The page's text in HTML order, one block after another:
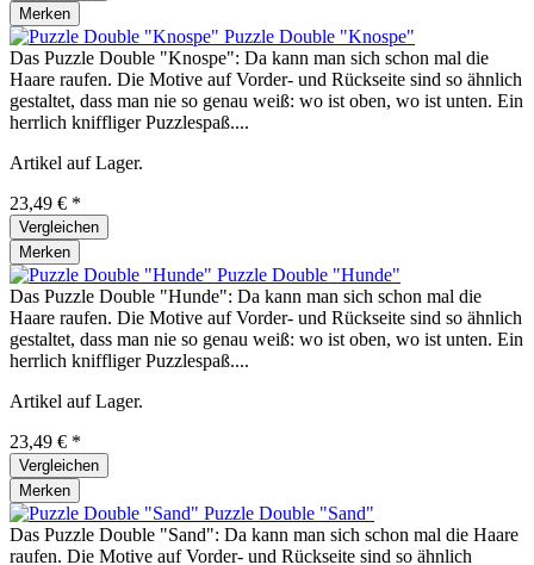
Merken
Puzzle Double "Knospe"
Das Puzzle Double "Knospe": Da kann man sich schon mal die
Haare raufen. Die Motive auf Vorder- und Rückseite sind so ähnlich
gestaltet, dass man nie so genau weiß: wo ist oben, wo ist unten. Ein
herrlich kniffliger Puzzlespaß....
Artikel auf Lager.
23,49 € *
Vergleichen
Merken
Puzzle Double "Hunde"
Das Puzzle Double "Hunde": Da kann man sich schon mal die
Haare raufen. Die Motive auf Vorder- und Rückseite sind so ähnlich
gestaltet, dass man nie so genau weiß: wo ist oben, wo ist unten. Ein
herrlich kniffliger Puzzlespaß....
Artikel auf Lager.
23,49 € *
Vergleichen
Merken
Puzzle Double "Sand"
Das Puzzle Double "Sand": Da kann man sich schon mal die Haare
raufen. Die Motive auf Vorder- und Rückseite sind so ähnlich